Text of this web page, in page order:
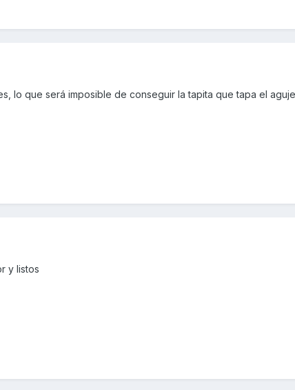
lo que será imposible de conseguir la tapita que tapa el
y listos